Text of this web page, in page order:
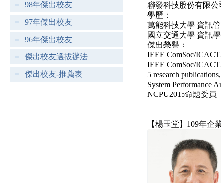
98年傑出校友
97年傑出校友
96年傑出校友
傑出校友選拔辦法
傑出校友-推薦表
聯發科技股份有限公
學歷：
萬能科技大學 資訊
國立交通大學 資訊
傑出榮譽：
IEEE ComSoc/
IEEE ComSoc/
5 research
System Performance
NCPU2015命題委員
【楊玉堂】109年企